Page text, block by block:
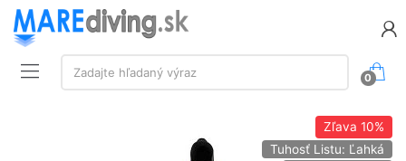
Vyhľadávanie:
Zadajte hľadaný výraz
0
Zľava 10%
Tuhosť Listu: Ľahká